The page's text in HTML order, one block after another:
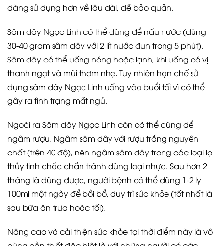
dàng sử dụng hơn về lâu dài, dễ bảo quản.
Sâm dây Ngọc Linh có thể dùng để nấu nước (dùng
30-40 gram sâm dây với 2 lít nước đun trong 5 phút).
Sâm dây có thể uống nóng hoặc lạnh, khi uống có vị
thanh ngọt và mùi thơm nhẹ. Tuy nhiên hạn chế sử
dụng sâm dây Ngọc Linh uống vào buổi tối vì có thể
gây ra tình trạng mất ngủ.
Ngoài ra Sâm dây Ngọc Linh còn có thể dùng để
ngâm rượu. Ngâm sâm dây với rượu trắng nguyên
chất (trên 40 độ), nên ngâm sâm dây trong các loại lọ
thủy tinh chắc chắn tránh dùng loại nhựa. Sau hơn 2
tháng là dùng được, người bệnh có thể dùng 1-2 ly
100ml một ngày để bồi bổ, duy trì sức khỏe (tốt nhất là
sau bữa ăn trưa hoặc tối).
Nâng cao và cải thiện sức khỏe tại thời điểm này là vô